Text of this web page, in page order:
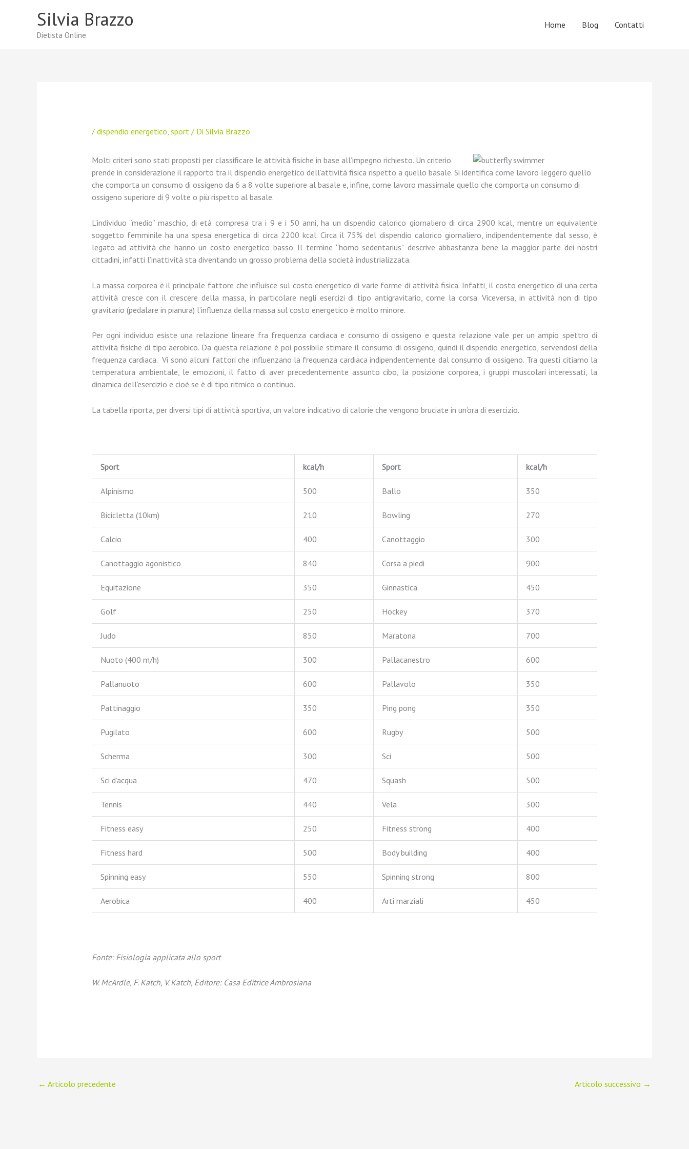
Silvia Brazzo
Dietista Online
Home Blog Contatti
/ dispendio energetico, sport/ Di Silvia Brazzo
Molti criteri sono stati proposti per classificare le attività fisiche in base all’impegno richiesto. Un criterio
prende in considerazione il rapporto tra il dispendio energetico dell’attività fisica rispetto a quello basale. Si identifica come lavoro leggero quello
che comporta un consumo di ossigeno da 6 a 8 volte superiore al basale e, infine, come lavoro massimale quello che comporta un consumo di
ossigeno superiore di 9 volte o più rispetto al basale.
L’individuo “medio” maschio, di età compresa tra i 9 e i 50 anni, ha un dispendio calorico giornaliero di circa 2900 kcal, mentre un equivalente
soggetto femminile ha una spesa energetica di circa 2200 kcal. Circa il 75% del dispendio calorico giornaliero, indipendentemente dal sesso, è
legato ad attività che hanno un costo energetico basso. Il termine “homo sedentarius” descrive abbastanza bene la maggior parte dei nostri
cittadini, infatti l’inattività sta diventando un grosso problema della società industrializzata.
La massa corporea è il principale fattore che influisce sul costo energetico di varie forme di attività fisica. Infatti, il costo energetico di una certa
attività cresce con il crescere della massa, in particolare negli esercizi di tipo antigravitario, come la corsa. Viceversa, in attività non di tipo
gravitario (pedalare in pianura) l’influenza della massa sul costo energetico è molto minore.
Per ogni individuo esiste una relazione lineare fra frequenza cardiaca e consumo di ossigeno e questa relazione vale per un ampio spettro di
attività fisiche di tipo aerobico. Da questa relazione è poi possibile stimare il consumo di ossigeno, quindi il dispendio energetico, servendosi della
frequenza cardiaca. Vi sono alcuni fattori che influenzano la frequenza cardiaca indipendentemente dal consumo di ossigeno. Tra questi citiamo la
temperatura ambientale, le emozioni, il fatto di aver precedentemente assunto cibo, la posizione corporea, i gruppi muscolari interessati, la
dinamica dell’esercizio e cioè se è di tipo ritmico o continuo.
La tabella riporta, per diversi tipi di attività sportiva, un valore indicativo di calorie che vengono bruciate in un’ora di esercizio.
Sport kcal/h Sport kcal/h
Alpinismo 500 Ballo 350
Bicicletta (10km) 210 Bowling 270
Calcio 400 Canottaggio 300
Canottaggio agonistico 840 Corsa a piedi 900
Equitazione 350 Ginnastica 450
Golf 250 Hockey 370
Judo 850 Maratona 700
Nuoto (400 m/h) 300 Pallacanestro 600
Pallanuoto 600 Pallavolo 350
Pattinaggio 350 Ping pong 350
Pugilato 600 Rugby 500
Scherma 300 Sci 500
Sci d’acqua 470 Squash 500
Tennis 440 Vela 300
Fitness easy 250 Fitness strong 400
Fitness hard 500 Body building 400
Spinning easy 550 Spinning strong 800
Aerobica 400 Arti marziali 450
Fonte: Fisiologia applicata allo sport
W. McArdle, F. Katch, V. Katch, Editore: Casa Editrice Ambrosiana
← Articolo precedente Articolo successivo →